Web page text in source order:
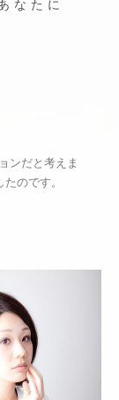
なたに
ンだと考えま
のです。